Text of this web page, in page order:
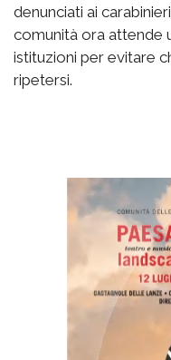
denunciati ai
comunità ora attende
istituzioni per evitare
ripetersi.